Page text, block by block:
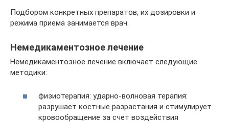
Подбором конкретных препаратов, их дозировки и
режима приема занимается врач.
Немедикаментозное лечение
Немедикаментозное лечение включает следующие
методики:
физиотерапия: ударно-волновая терапия:
разрушает костные разрастания и стимулирует
кровообращение за счет воздействия